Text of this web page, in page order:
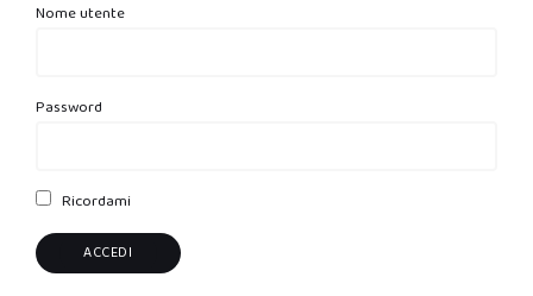
Nome utente
Password
Ricordami